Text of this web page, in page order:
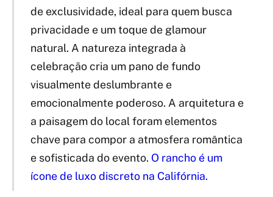
de exclusividade, ideal para quem busca
privacidade e um toque de glamour
natural. A natureza integrada à
celebração cria um pano de fundo
visualmente deslumbrante e
emocionalmente poderoso. A arquitetura e
a paisagem do local foram elementos
chave para compor a atmosfera romântica
e sofisticada do evento. O rancho é um
ícone de luxo discreto na Califórnia.